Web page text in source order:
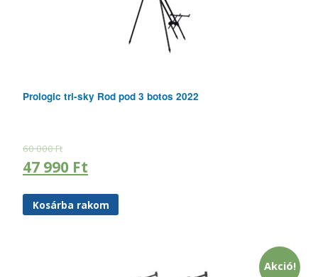
Prologic tri-sky Rod pod 3 botos 2022
60 000Ft
47 990 Ft
Kosárba rakom
Akció!